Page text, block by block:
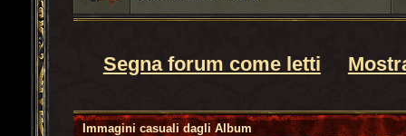
Segna forum come letti
Immagini casuali dagliAlbum